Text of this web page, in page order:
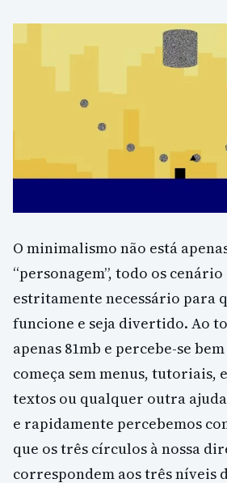
O minimalismo não está
“personagem”, todo os
estritamente necessário para
funcione e seja divertido. Ao
apenas 81mb e percebe-se
começa sem menus, tutoriais,
textos ou qualquer outra
e rapidamente percebemos
que os três círculos à nossa
correspondem aos três níveis